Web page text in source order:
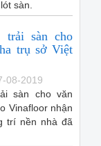
sàn.
trải sàn cho
trụ sở Việt
08-2019
sàn cho văn
Vinafloor nhận
trí nền nhà đã